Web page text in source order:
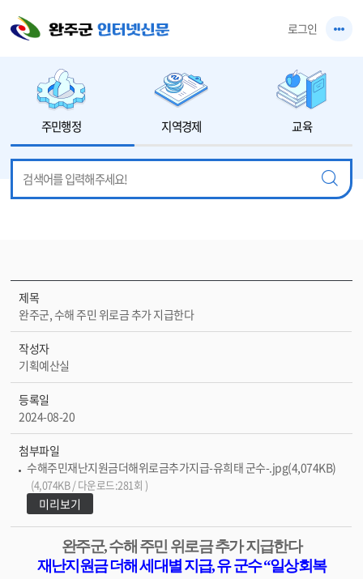
로그인
주민행정 지역경제 교육
제목
완주군, 수해 주민 위로금 추가 지급한다
작성자
기획예산실
등록일
2024-08-20
첨부파일
수해주민재난지원금더해위로금추가지급-유희태 군수-.jpg(4,074KB)
(4,074KB / 다운로드:281회 )
미리보기
완주군,수해 주민 위로금 추가 지급한다
재난지원금 더해 세대별 지급,유 군수“일상회복